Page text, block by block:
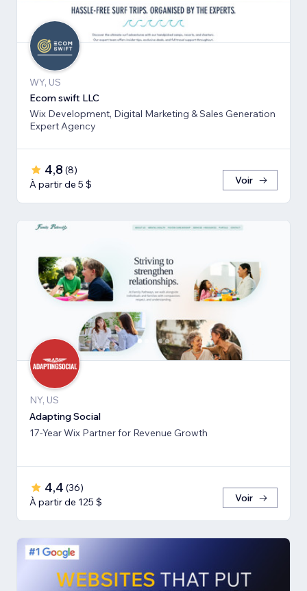
WY, US
Ecom swift LLC
Wix Development, Digital Marketing & Sales Generation
Expert Agency
4,8 (8)
À partir de 5 $
Voir
NY, US
Adapting Social
17-Year Wix Partner for Revenue Growth
4,4 (36)
À partir de 125 $
Voir